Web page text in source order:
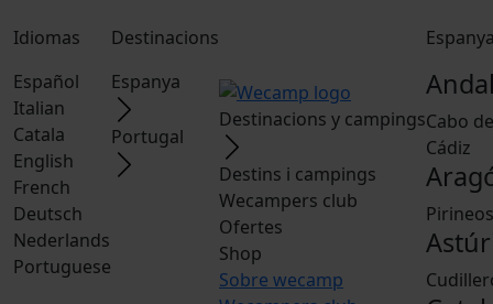
Idiomas
Español
Italian
Catala
English
French
Deutsch
Nederlands
Portuguese
Destinacions
Espanya
Portugal
Destinacions y campings
Destins i campings
Wecampers club
Ofertes
Shop
Sobre wecamp
Cabo
Cádiz
Pirineos